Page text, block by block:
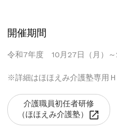
開催期間
令和7年度 10月27日（月）～
※詳細はほほえみ介護塾専用Ｈ
介護職員初任者研修
（ほほえみ介護塾）
open_in_new